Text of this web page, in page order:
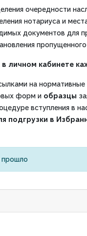
очередности
нотариуса и
документов для
личном кабинете
на
форм и образцы
вступления в
подгрузки в
прошло